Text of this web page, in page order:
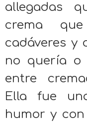
allegadas
crema
cadáveres y
no quería o
entre
Ella fue
humor y